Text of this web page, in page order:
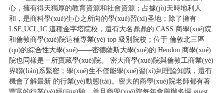
心，擁有得天獨厚的教育資源和社會資源；占據(jù)天時地利人
和，是商科學(xué)生心之所向的學(xué)習(xí)圣地；除了擁有
LSE,UCL,IC 這種金字塔院校，還有大名鼎鼎的 CASS 商學(xué)院
和倫敦商學(xué)院這種專業(yè) top 級別院校；位于 倫敦北三區
(qū)的綜合性大學(xué)——密德薩斯大學(xué)的 Hendon 商學(xué)
院也同樣是一所寶藏學(xué)院。 密大商學(xué)院與倫敦工商業(yè)
界聯(lián)系緊密；學(xué)生不僅能學(xué)習(xí)到理論知識，還有
機會了解最新 的行業(yè)動態(tài)。密大的商學(xué)院老師都有著